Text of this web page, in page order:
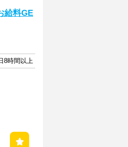
給料GE
8時間以上